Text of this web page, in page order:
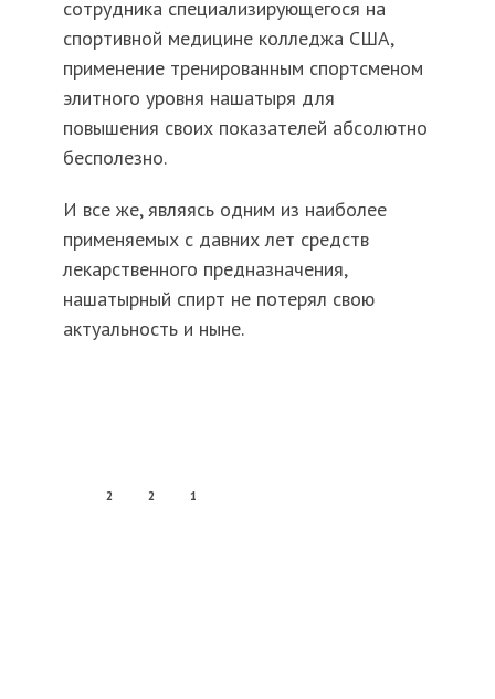
сотрудника специализирующегося на
спортивной медицине колледжа США,
применение тренированным спортсменом
элитного уровня нашатыря для
повышения своих показателей абсолютно
бесполезно.
И все же, являясь одним из наиболее
применяемых с давних лет средств
лекарственного предназначения,
нашатырный спирт не потерял свою
актуальность и ныне.
2 2 1